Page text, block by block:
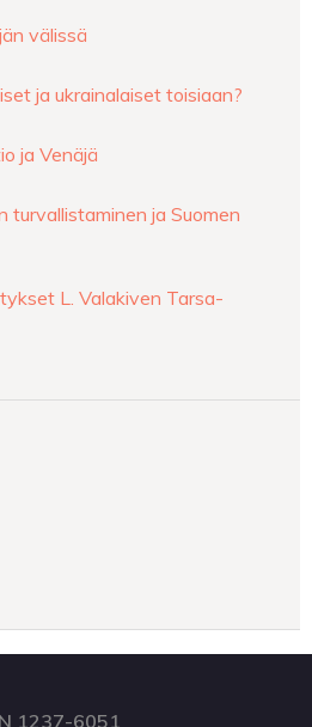
välissä
ja ukrainalaiset toisiaan?
ja Venäjä
turvallistaminen ja Suomen
L. Valakiven Tarsa-
1237-6051